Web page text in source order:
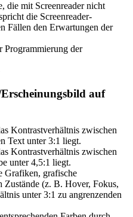
die mit Screenreader nicht
die Screenreader-
Fällen den Erwartungen der
Programmierung der
auf
Kontrastverhältnis zwischen
Text unter 3:1 liegt.
Kontrastverhältnis zwischen
unter 4,5:1 liegt.
Grafiken, grafische
Zustände (z. B. Hover, Fokus,
unter 3:1 zu angrenzenden